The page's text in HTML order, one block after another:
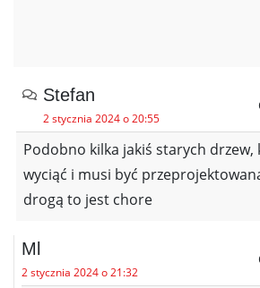
Stefan
2 stycznia 2024 o 20:55
Podobno kilka jakiś starych
wyciąć i musi być
drogą to jest chore
Ml
2 stycznia 2024 o 21:32